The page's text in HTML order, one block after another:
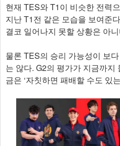
현재 TES와 T1이 비슷한 전력
지난 T1전 같은 모습을 보여준
결코 일어나지 못할 상황은 아
물론 TES의 승리 가능성이 보
는 않다. G2의 평가가 지금까지
금은 ‘자칫하면 패배할 수도 있